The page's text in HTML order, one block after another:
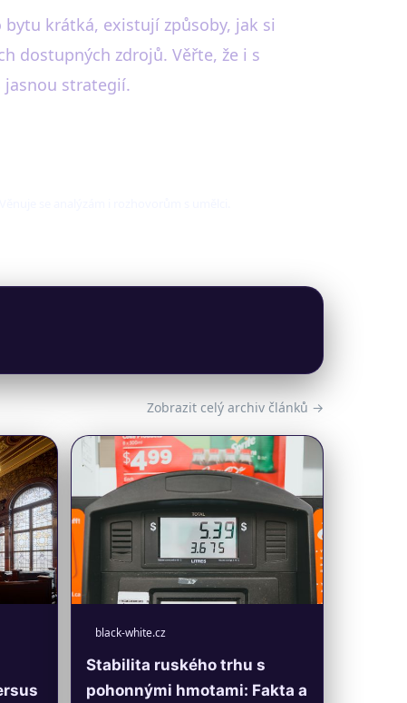
krátká, existují způsoby, jak si
dostupných zdrojů. Věřte, že i s
jasnou strategií.
Zobrazit celý archiv článků →
black-white.cz
Stabilita ruského trhu s
pohonnými hmotami: Fakta a